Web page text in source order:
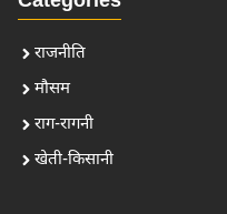
राजनीति
मौसम
राग-रागनी
खेती-किसानी